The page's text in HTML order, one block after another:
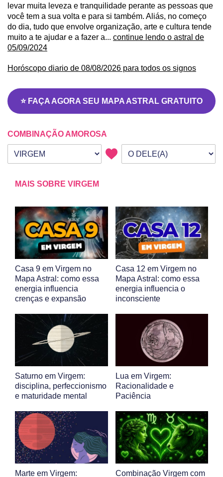
levar muita leveza e tranquilidade perante as pessoas que
você tem a sua volta e para si também. Aliás, no começo
do dia, tudo que envolve organização, arte e cultura tende
muito a te ajudar e a fazer a... continue lendo o astral de
05/09/2024
Horóscopo diario de 08/08/2026 para todos os signos
⭐ FAÇA AGORA SEU MAPA ASTRAL GRATUITO
COMBINAÇÃO AMOROSA
Seu signo
Signo da outra pessoa
MAIS SOBRE VIRGEM
Casa 9 em Virgem no
Mapa Astral: como essa
energia influencia
crenças e expansão
Casa 12 em Virgem no
Mapa Astral: como essa
energia influencia o
inconsciente
Saturno em Virgem:
disciplina, perfeccionismo
e maturidade mental
Lua em Virgem:
Racionalidade e
Paciência
Marte em Virgem: Combinação Virgem com